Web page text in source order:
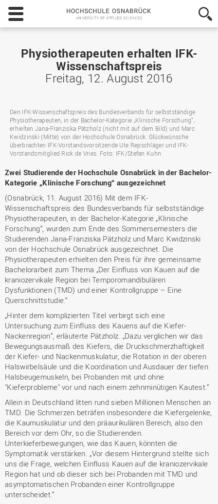
Hochschule
Osnabrück
-
of
Applied
Physiotherapeuten erhalten IFK-
Wissenschaftspreis
Freitag, 12. August 2016
Den IFK-Wissenschaftspreis des Bundesverbands für selbstständige
Physiotherapeuten, in der Bachelor-Kategorie „Klinische Forschung“,
erhielten Jana-Franziska Pätzholz (nicht mit auf dem Bild) und Marc
Kwidzinski (Mitte) von der Hochschule Osnabrück. Glückwünsche
überbrachten IFK-Vorstandsvorsitzende Ute Repschläger und IFK-
Vorstandsmitglied Rick de Vries. Foto: IFK/Stefan Kuhn
Zwei Studierende der Hochschule Osnabrück in der Bachelor-
Kategorie „Klinische Forschung“ ausgezeichnet
(Osnabrück, 11. August 2016) Mit dem IFK-
Wissenschaftspreis des Bundesverbands für selbstständige
Physiotherapeuten, in der Bachelor-Kategorie „Klinische
Forschung“, wurden zum Ende des Sommersemesters die
Studierenden Jana-Franziska Pätzholz und Marc Kwidzinski
von der Hochschule Osnabrück ausgezeichnet. Die
Physiotherapeuten erhielten den Preis für ihre gemeinsame
Bachelorarbeit zum Thema „Der Einfluss von Kauen auf die
kraniozervikale Region bei Temporomandibulären
Dysfunktionen (TMD) und einer Kontrollgruppe – Eine
Querschnittstudie.“
„Hinter dem komplizierten Titel verbirgt sich eine
Untersuchung zum Einfluss des Kauens auf die Kiefer-
Nackenregion“, erläuterte Pätzholz. „Dazu verglichen wir das
Bewegungsausmaß des Kiefers, die Druckschmerzhaftigkeit
der Kiefer- und Nackenmuskulatur, die Rotation in der oberen
Halswirbelsäule und die Koordination und Ausdauer der tiefen
Halsbeugemuskeln, bei Probanden mit und ohne
"Kieferprobleme" vor und nach einem zehnminütigen Kautest.“
Allein in Deutschland litten rund sieben Millionen Menschen an
TMD. Die Schmerzen beträfen insbesondere die Kiefergelenke,
die Kaumuskulatur und den präaurikulären Bereich, also den
Bereich vor dem Ohr, so die Studierenden.
Unterkieferbewegungen, wie das Kauen, könnten die
Symptomatik verstärken. „Vor diesem Hintergrund stellte sich
uns die Frage, welchen Einfluss Kauen auf die kraniozervikale
Region hat und ob dieser sich bei Probanden mit TMD und
asymptomatischen Probanden einer Kontrollgruppe
unterscheidet.“